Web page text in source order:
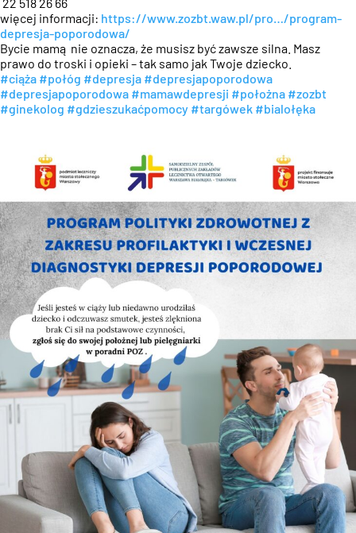
więcej informacji: https://www.zozbt.waw.pl/pro…/program-
depresja-poporodowa/
Bycie mamą nie oznacza, że musisz być zawsze silna. Masz
prawo do troski i opieki – tak samo jak Twoje dziecko.
#ciąża #połóg #depresja #depresjapoporodowa
#depresjapoporodowa #mamawdepresji #położna #zozbt
#ginekolog #gdzieszukaćpomocy #targówek #bialołęka